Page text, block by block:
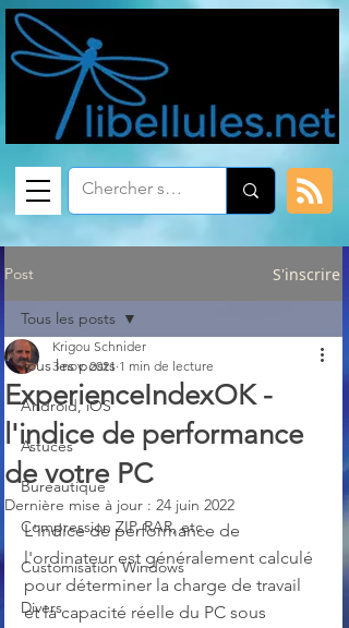
Post S'inscrire
Tous les posts
Android, iOS
Astuces
Bureautique
Compression ZIP, RAR, etc.
Customisation Windows
Divers
Tous les posts
ExperienceIndexOK -
l'indice de performance
de votre PC
Krigou Schnider
3 nov. 2021 1 min de lecture
Dernière mise à jour : 24 juin 2022
L'indice de performance de
l'ordinateur est généralement calculé
pour déterminer la charge de travail
et la capacité réelle du PC sous